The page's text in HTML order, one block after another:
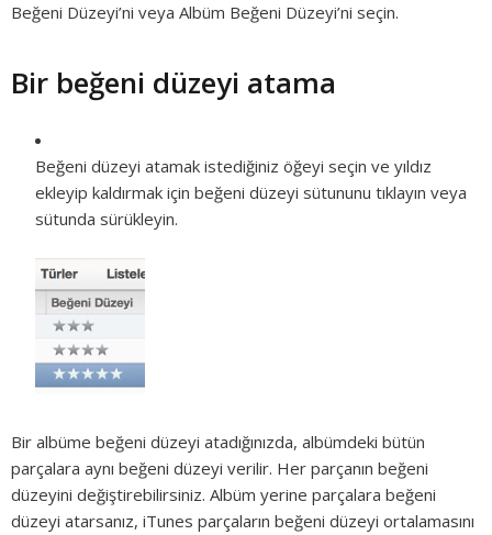
Beğeni Düzeyi’ni veya Albüm Beğeni Düzeyi’ni seçin.
Bir beğeni düzeyi atama
Beğeni düzeyi atamak istediğiniz öğeyi seçin ve yıldız
ekleyip kaldırmak için beğeni düzeyi sütununu tıklayın veya
sütunda sürükleyin.
Bir albüme beğeni düzeyi atadığınızda, albümdeki bütün
parçalara aynı beğeni düzeyi verilir. Her parçanın beğeni
düzeyini değiştirebilirsiniz. Albüm yerine parçalara beğeni
düzeyi atarsanız, iTunes parçaların beğeni düzeyi ortalamasını